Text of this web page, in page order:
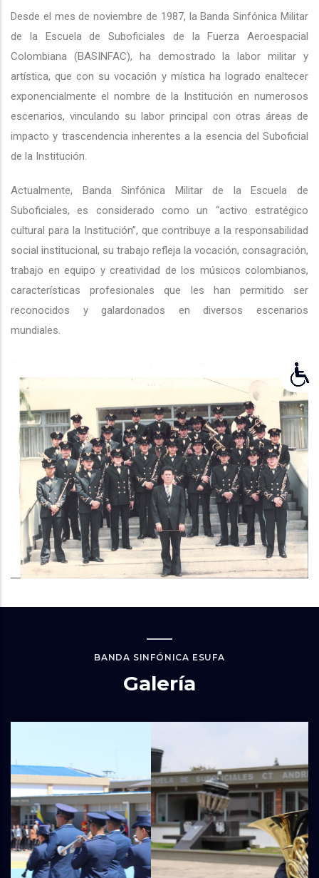
Desde el mes de noviembre de 1987, la Banda Sinfónica Militar
de la Escuela de Suboficiales de la Fuerza Aeroespacial
Colombiana (BASINFAC), ha demostrado la labor militar y
artística, que con su vocación y mística ha logrado enaltecer
exponencialmente el nombre de la Institución en numerosos
escenarios, vinculando su labor principal con otras áreas de
impacto y trascendencia inherentes a la esencia del Suboficial
de la Institución.
Actualmente, Banda Sinfónica Militar de la Escuela de
Suboficiales, es considerado como un “activo estratégico
cultural para la Institución”, que contribuye a la responsabilidad
social institucional, su trabajo refleja la vocación, consagración,
trabajo en equipo y creatividad de los músicos colombianos,
características profesionales que les han permitido ser
reconocidos y galardonados en diversos escenarios
mundiales.
BANDA SINFÓNICA ESUFA
Galería